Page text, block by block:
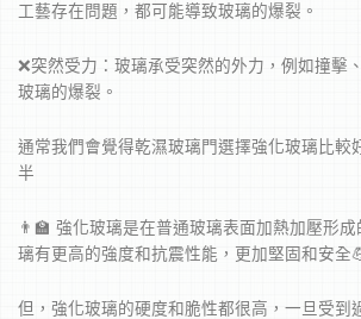
工藝存在問題，都可能導致玻璃的爆裂。
❌突然受力：玻璃承受突然的外力，例如撞擊
玻璃的爆裂。
通常我們會覺得乾濕玻璃門選擇強化玻璃比較
半
👨‍🏫 強化玻璃是在普通玻璃表面加熱加壓形
璃有更高的強度和抗震性能，更加堅固和安全
但，強化玻璃的硬度和脆性都很高，一旦受到